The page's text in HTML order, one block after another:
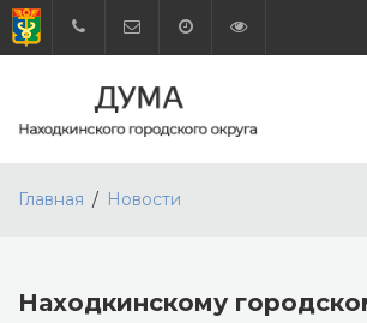
Главная Новости
Находкинскому